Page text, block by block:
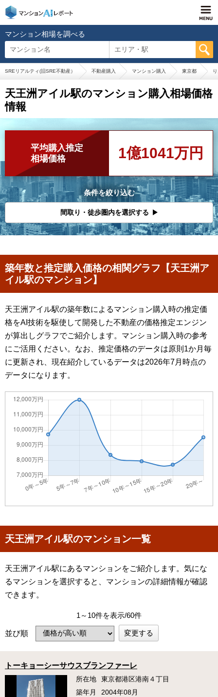
マンション相場を調べる
マンション名 エリア・駅
SREリアルティ(旧SRE不動産） 不動産購入 マンション購入 東京都
天王洲アイル駅のマンション購入相場価格
情報
平均購入推定
相場価格
1億1041万円
条件を絞り込む
間取り・徒歩圏内を選択する
築年数と推定購入価格の相関グラフ【天王洲ア
イル駅のマンション】
天王洲アイル駅の築年数によるマンション購入時の推定価
格をAI技術を駆使して開発した不動産の価格推定エンジン
が算出しグラフでご紹介します。マンション購入時の参考
にご活用ください。なお、推定価格のデータは原則1か月毎
に更新され、現在紹介しているデータは2026年7月時点の
データになります。
天王洲アイル駅のマンション一覧
天王洲アイル駅にあるマンションをご紹介します。気にな
るマンションを選択すると、マンションの詳細情報が確認
できます。
1～10件を表示/60件
並び順 変更する
トーキョーシーサウスブランファーレ
所在地
東京都港区港南４丁目
築年月
2004年08月